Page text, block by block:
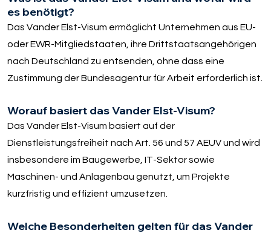
es benötigt?
Das Vander Elst-Visum ermöglicht Unternehmen aus EU-
oder EWR-Mitgliedstaaten, ihre Drittstaatsangehörigen
nach Deutschland zu entsenden, ohne dass eine
Zustimmung der Bundesagentur für Arbeit erforderlich ist.
Worauf basiert das Vander Elst-Visum?
Das Vander Elst-Visum basiert auf der
Dienstleistungsfreiheit nach Art. 56 und 57 AEUV und wird
insbesondere im Baugewerbe, IT-Sektor sowie
Maschinen- und Anlagenbau genutzt, um Projekte
kurzfristig und effizient umzusetzen.
Welche Besonderheiten gelten für das Vander